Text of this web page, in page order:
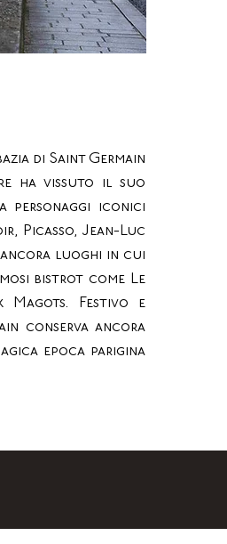
di Saint Germain
ha vissuto il suo
personaggi iconici
Picasso, Jean-Luc
ancora luoghi in cui
bistrot come Le
Magots. Festivo e
conserva ancora
epoca parigina